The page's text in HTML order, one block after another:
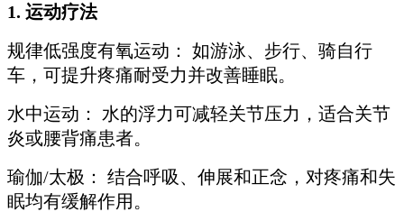
1. 运动疗法
规律低强度有氧运动： 如游泳、步行、骑自行
车，可提升疼痛耐受力并改善睡眠。
水中运动： 水的浮力可减轻关节压力，适合关节
炎或腰背痛患者。
瑜伽/太极： 结合呼吸、伸展和正念，对疼痛和失
眠均有缓解作用。